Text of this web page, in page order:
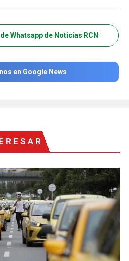
Whatsapp de Noticias RCN
en Google News